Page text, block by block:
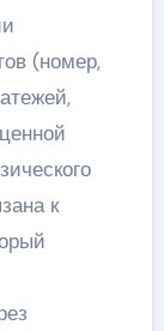
(номер,
к